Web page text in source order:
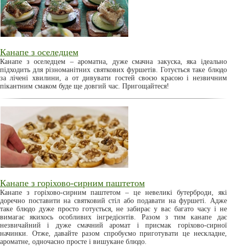
Канапе з оселедцем
Канапе з оселедцем – ароматна, дуже смачна закуска, яка ідеально
підходить для різноманітних святкових фуршетів. Готується таке блюдо
за лічені хвилини, а от дивувати гостей своєю красою і незвичним
пікантним смаком буде ще довгий час. Пригощайтеся!
Канапе з горіхово-сирним паштетом
Канапе з горіхово-сирним паштетом – це невеликі бутерброди, які
доречно поставити на святковий стіл або подавати на фуршеті. Адже
таке блюдо дуже просто готується, не забирає у вас багато часу і не
вимагає якихось особливих інгредієнтів. Разом з тим канапе дає
незвичайний і дуже смачний аромат і присмак горіхово-сирної
начинки. Отже, давайте разом спробуємо приготувати це нескладне,
ароматне, одночасно просте і вишукане блюдо.